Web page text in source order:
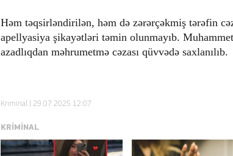
Həm təqsirləndirilən, həm də zərərçəkmiş tərəfin
apellyasiya şikayətləri təmin olunmayıb.
azadlıqdan məhrumetmə cəzası qüvvədə saxlanılıb.
Kriminal | 29.07.2025 12:07
KRIMINAL